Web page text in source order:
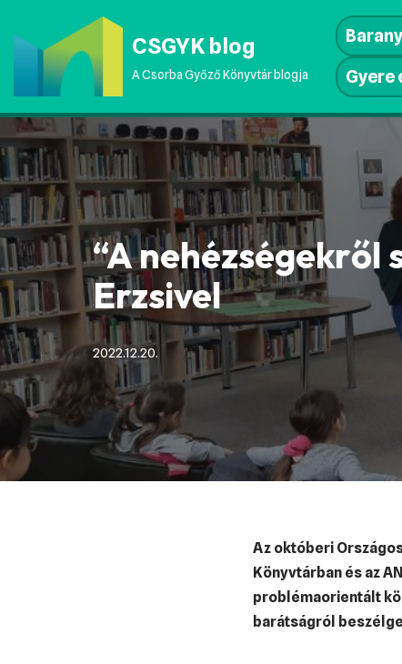
Skip
content
CSGYK blog
A Csorba Győző Könyvtár blogja
Gyere
“A nehézségekről
Erzsivel
2022.12.20.
Az októberi
Könyvtárban és az
problémaorientált
barátságról